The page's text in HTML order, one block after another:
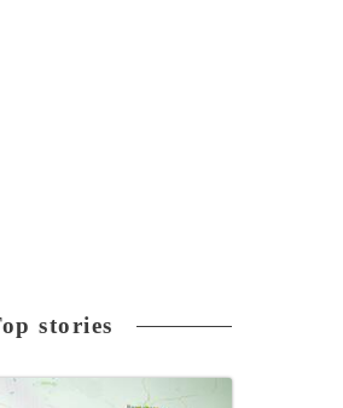
stories